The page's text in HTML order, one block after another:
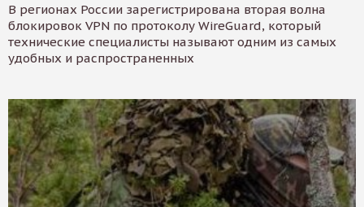
В регионах России зарегистрирована вторая волна
блокировок VPN по протоколу WireGuard, который
технические специалисты называют одним из самых
удобных и распространенных